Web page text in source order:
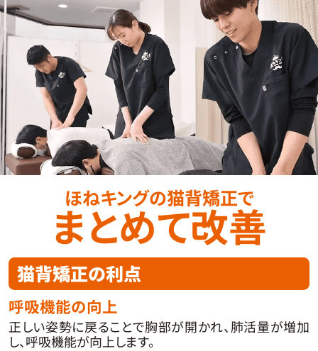
ほねキングの猫背矯正で
まとめて改善
猫背矯正の利点
呼吸機能の向上
正しい姿勢に戻ることで胸部が開かれ、肺活量が増加
し、呼吸機能が向上します。